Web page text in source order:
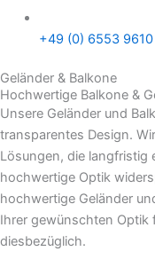
+49 (0) 6553
Geländer & Balkone
Hochwertige Balkone &
Unsere Geländer und
transparentes Design.
Lösungen, die langfristig
hochwertige Optik
hochwertige Geländer
Ihrer gewünschten Optik
diesbezüglich.